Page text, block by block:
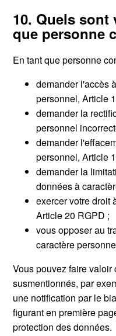
10. Quels
que personne
En tant que personne
demander l'accès
personnel, Article
demander la
personnel
demander
personnel, Article
demander la
données à
exercer votre droit
Article 20 RGPD ;
vous opposer au
caractère
Vous pouvez faire
susmentionnés, par
une notification par le
figurant en première
protection des données.